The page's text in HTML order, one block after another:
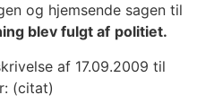
og hjemsende sagen til
blev fulgt af politiet.
af 17.09.2009 til
(citat)